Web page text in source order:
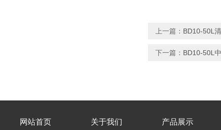
上一篇： BD10-50L
下一篇： BD10-50L
网站首页 关于我们 产品展示